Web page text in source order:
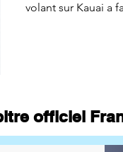
volant sur Kauai a
officiel